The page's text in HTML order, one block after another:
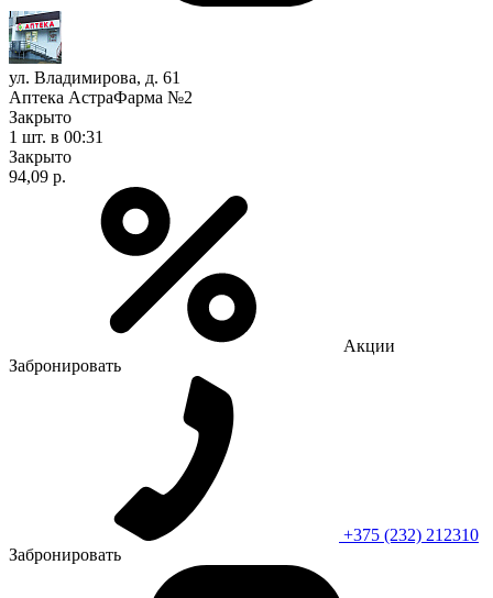
ул. Владимирова, д. 61
Аптека АстраФарма №2
Закрыто
1 шт. в 00:31
Закрыто
94,09 р.
Акции
Забронировать
+375 (232) 212310
Забронировать